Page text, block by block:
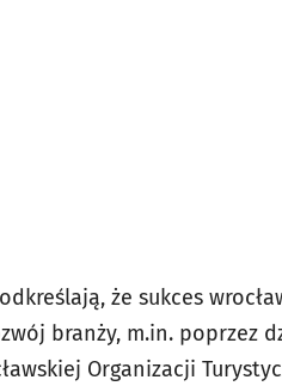
że sukces
branży, m.in. poprzez
Organizacji